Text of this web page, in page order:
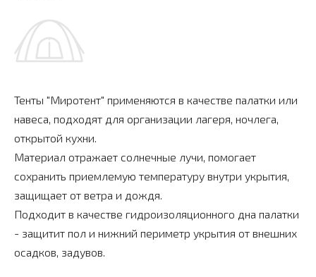
Тенты "Миротент" применяются в качестве палатки или
навеса, подходят для организации лагеря, ночлега,
открытой кухни.
Материал отражает солнечные лучи, помогает
сохранить приемлемую температуру внутри укрытия,
защищает от ветра и дождя.
Подходит в качестве гидроизоляционного дна палатки
- защитит пол и нижний периметр укрытия от внешних
осадков, задувов.